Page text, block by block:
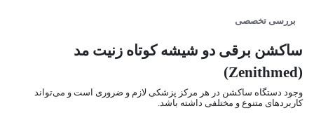
بررسی تخصصی
ساکشن برقی دو شیشه کوتاه زنیت مد
(Zenithmed)
وجود دستگاه ساکشن در هر مرکز پزشکی لازم و ضروری است و می‌تواند
کاربردهای متنوع و مختلفی داشته باشد.